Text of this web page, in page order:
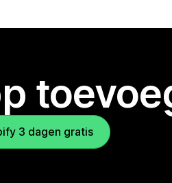
3 dagen gratis